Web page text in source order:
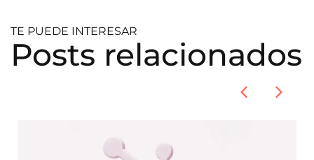
TE PUEDE INTERESAR
Posts relacionados